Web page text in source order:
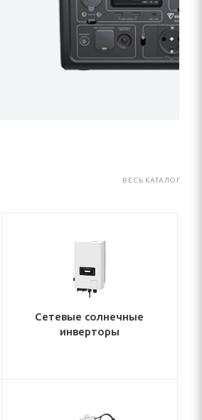
ВЕСЬ КАТАЛОГ
Сетевые солнечные
инверторы